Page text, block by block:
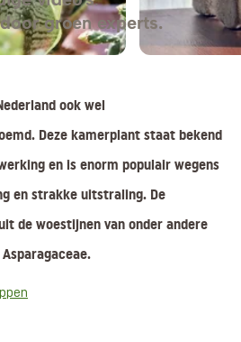
ook wel
Deze kamerplant staat bekend
en is enorm populair wegens
en strakke uitstraling. De
de woestijnen van onder andere